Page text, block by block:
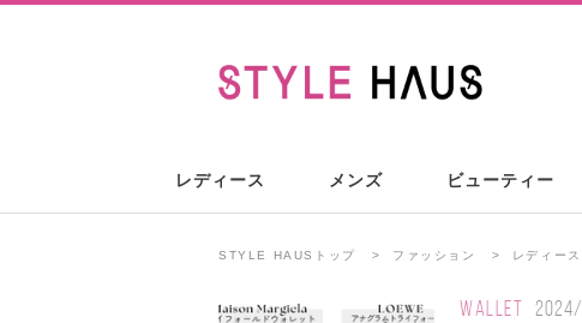
レディース メンズ ビューティー
STYLE HAUSトップ ファッション レディース
WALLET